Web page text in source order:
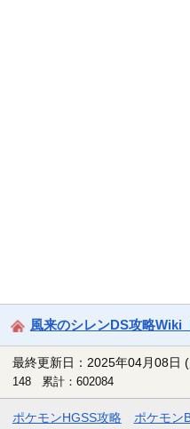
風来のシレンDS攻略Wiki
最終更新日：2025年04月08日
148 累計：602084
ポケモンHGSS攻略 ポケモン